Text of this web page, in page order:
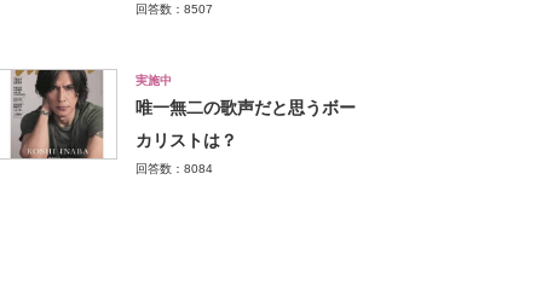
回答数：8507
実施中
唯一無二の歌声だと思うボー
カリストは？
回答数：8084